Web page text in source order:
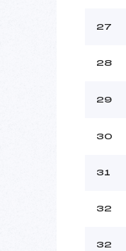
27
28
29
30
31
32
32